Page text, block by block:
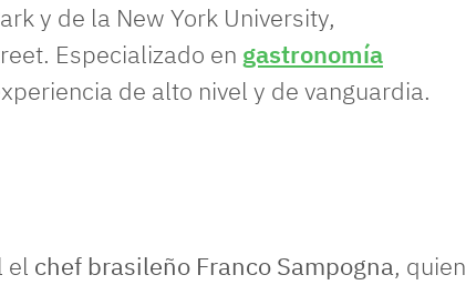
y de la New York University,
Especializado en gastronomía
de alto nivel y de vanguardia.
el chef brasileño Franco Sampogna, quien